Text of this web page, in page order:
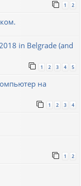
1 2
in Belgrade (and
1 2 3 4 5
на
1 2 3 4
1 2